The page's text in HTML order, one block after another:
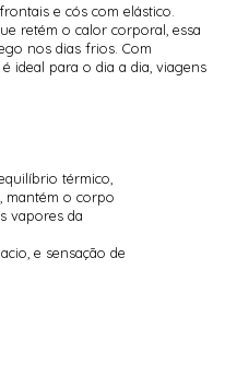
e cós com elástico.
retém o calor corporal, essa
nos dias frios. Com
ideal para o dia a dia, viagens
térmico,
mantém o corpo
vapores da
e sensação de